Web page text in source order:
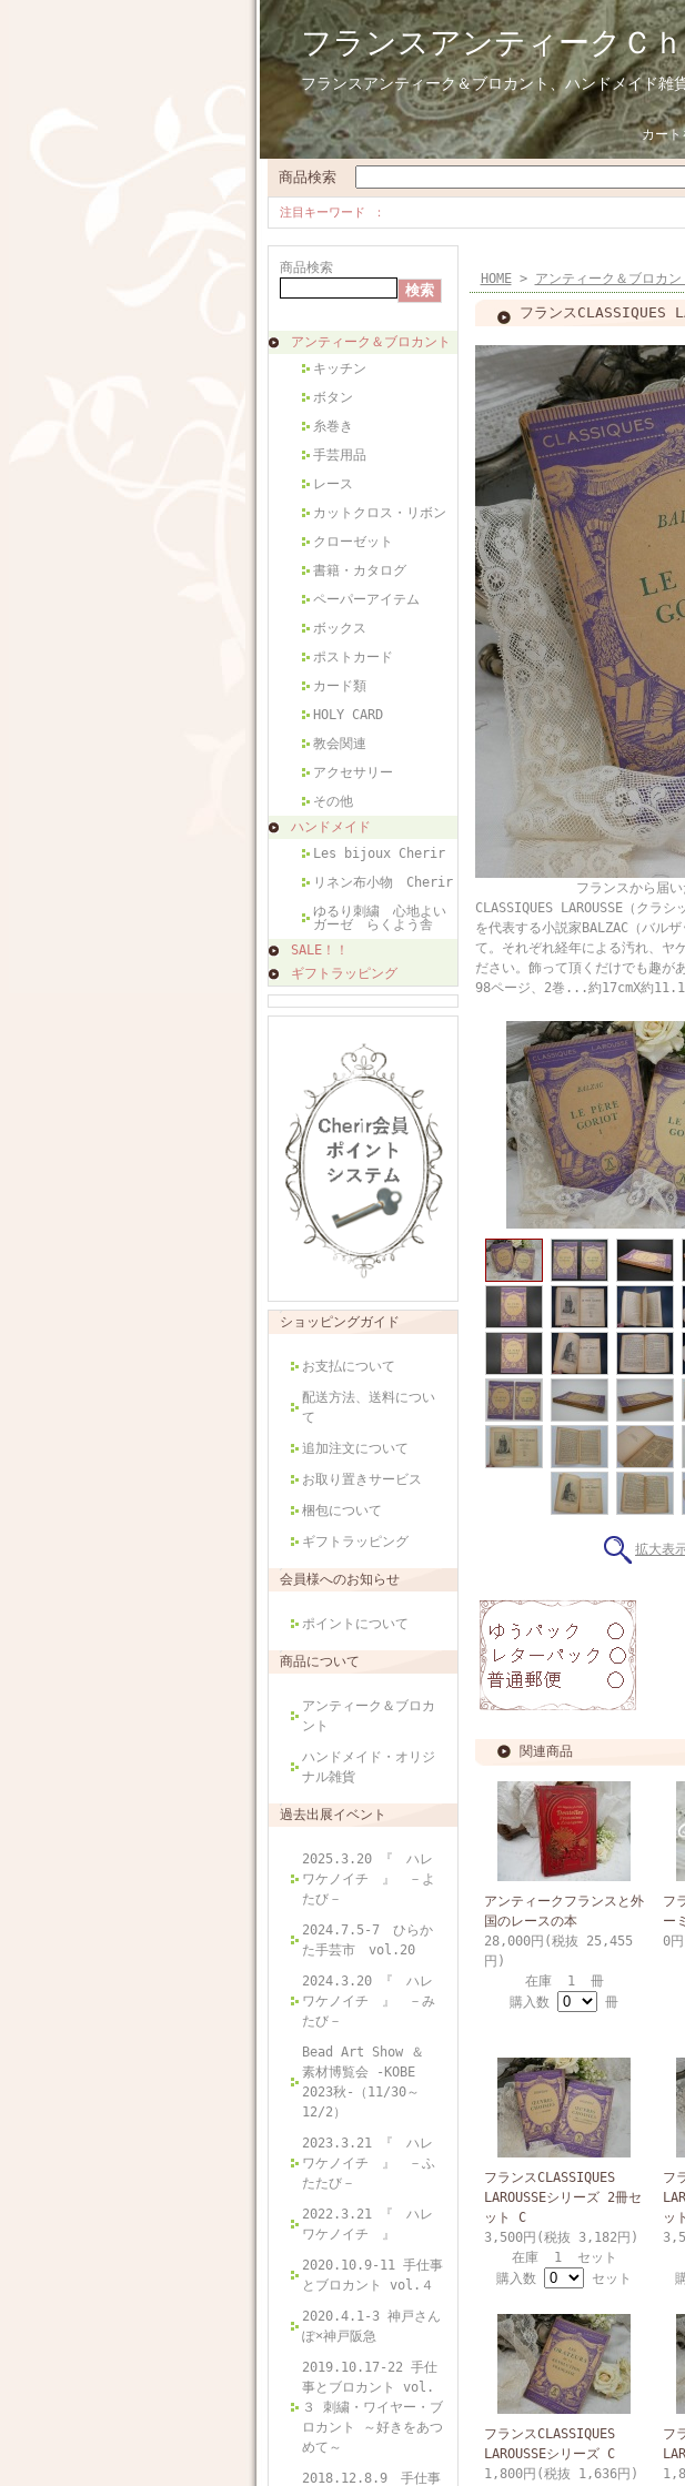
フランスアンティークＣ
フランスアンティーク＆ブロカント、ハンドメイド雑
カート
商品検索
注目キーワード
商品検索
アンティーク＆ブロカント
キッチン
ボタン
糸巻き
手芸用品
レース
カットクロス・リボン
クローゼット
書籍・カタログ
ペーパーアイテム
ボックス
ポストカード
カード類
HOLY CARD
教会関連
アクセサリー
その他
ハンドメイド
Les bijoux Cherir
リネン布小物 Cherir
ゆるり刺繍 心地よい
ガーゼ らくよう舎
SALE！！
ギフトラッピング
ショッピングガイド
お支払について
配送方法、送料につい
て
追加注文について
お取り置きサービス
梱包について
ギフトラッピング
会員様へのお知らせ
ポイントについて
商品について
アンティーク＆ブロカ
ント
ハンドメイド・オリジ
ナル雑貨
過去出展イベント
2025.3.20 『 ハレ
ワケノイチ 』 －よ
たび－
2024.7.5-7 ひらか
た手芸市 vol.20
2024.3.20 『 ハレ
ワケノイチ 』 －み
たび－
Bead Art Show ＆
素材博覧会 -KOBE
2023秋-（11/30～
12/2）
2023.3.21 『 ハレ
ワケノイチ 』 －ふ
たたび－
2022.3.21 『 ハレ
ワケノイチ 』
2020.10.9-11 手仕事
とブロカント vol.４
2020.4.1-3 神戸さん
ぽ×神戸阪急
2019.10.17-22 手仕
事とブロカント vol.
３ 刺繍・ワイヤー・ブ
ロカント ～好きをあつ
めて～
2018.12.8.9 手仕事
HOME> アンティーク＆ブロカン
フランスCLASSIQUES
フランスから届いたアンテ
CLASSIQUES LAROUSSE（クラ
を代表する小説家BALZAC（バル
て。それぞれ経年による汚れ、ヤ
ださい。飾って頂くだけでも
98ページ、2巻...約17cmX約
拡大表
関連商品
アンティークフランスと外
国のレースの本
28,000円(税抜 25,455
円)
在庫 1 冊
購入数
冊
フ
ー
0
フランスCLASSIQUES
LAROUSSEシリーズ 2冊セ
ット C
3,500円(税抜 3,182円)
在庫 1 セット
購入数
セット
フ
ッ
フランスCLASSIQUES
LAROUSSEシリーズ C
1,800円(税抜 1,636円)
フ